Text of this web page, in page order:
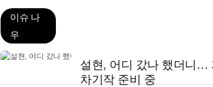
이슈 나
우
설현, 어디 갔나 했더니…
차기작 준비 중